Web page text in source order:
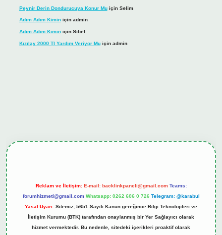
Peynir Derin Dondurucuya Konur Muiçin Selim
Adım Adım Kiminiçin admin
Adım Adım Kiminiçin Sibel
Kızılay 2000 Tl Yardım Veriyor Muiçin admin
Reklam ve İletişim: E-mail: backlinkpaneli@gmail.com Teams:
forumhizmeti@gmail.com Whatsapp: 0262 606 0 726 Telegram: @karabul
Yasal Uyarı: Sitemiz, 5651 Sayılı Kanun gereğince Bilgi Teknolojileri ve
İletişim Kurumu (BTK) tarafından onaylanmış bir Yer Sağlayıcı olarak
hizmet vermektedir. Bu nedenle, sitedeki içerikleri proaktif olarak